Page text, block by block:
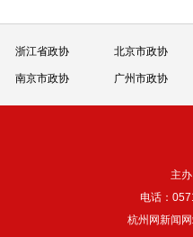
浙江省政协 北京市政协
南京市政协 广州市政协
主
电话：
杭州网新闻